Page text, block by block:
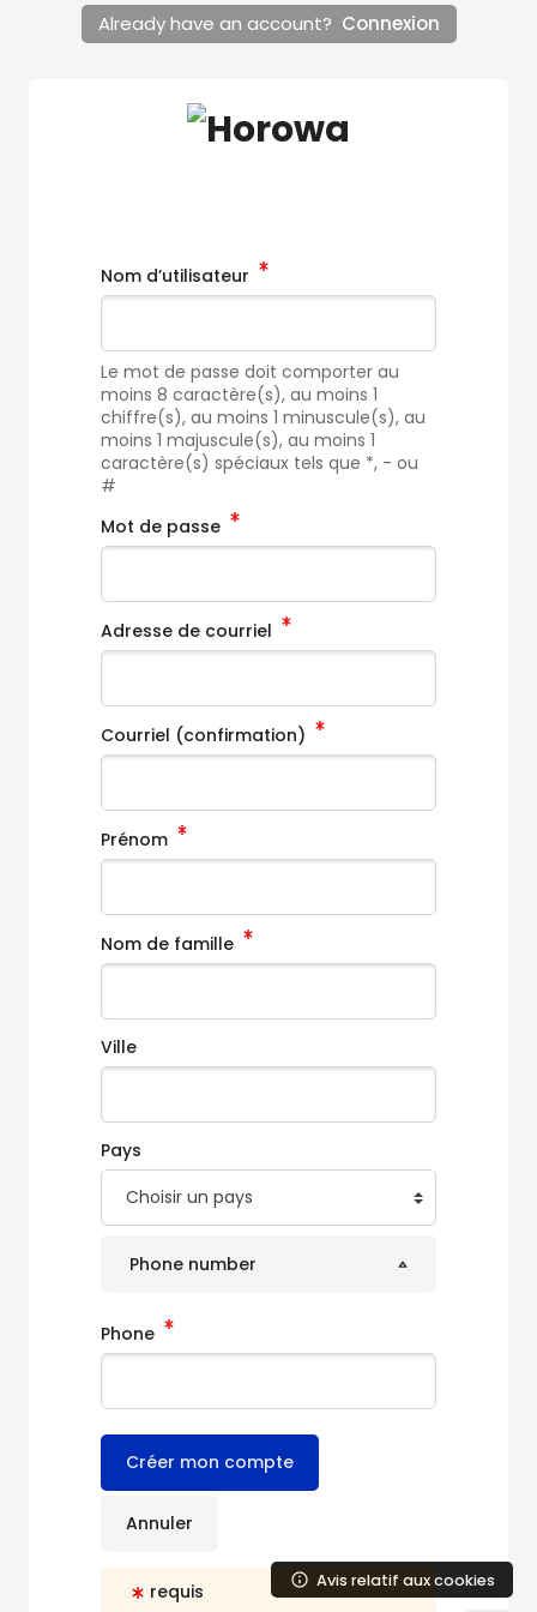
Passer au contenu principal
Already have an account? Connexion
Nom d’utilisateur
Le mot de passe doit comporter au
moins 8 caractère(s), au moins 1
chiffre(s), au moins 1 minuscule(s), au
moins 1 majuscule(s), au moins 1
caractère(s) spéciaux tels que *, - ou
#
Mot de passe
Adresse de courriel
Courriel (confirmation)
Prénom
Nom de famille
Ville
Pays
Phone number
Phone
requis
Avis relatif aux cookies